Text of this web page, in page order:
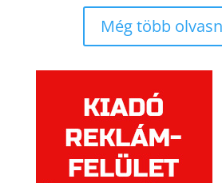
Még több